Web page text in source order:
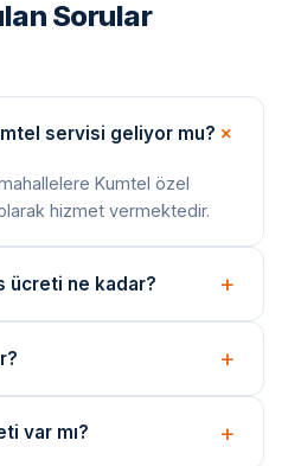
Sorular
servisi geliyor mu?
Kumtel özel
hizmet vermektedir.
ücreti ne kadar?
net fiyat bilgisi paylaşılır.
belirlenir. İşlem öncesi fiyat
var mı?